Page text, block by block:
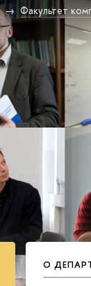
Факультет
О